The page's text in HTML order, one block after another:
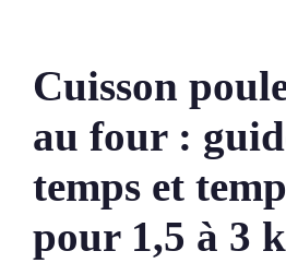
Cuisson
au four :
temps et
pour 1,5 à 3